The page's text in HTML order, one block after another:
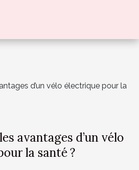
d’un vélo électrique pour la
avantages d’un vélo
la santé ?